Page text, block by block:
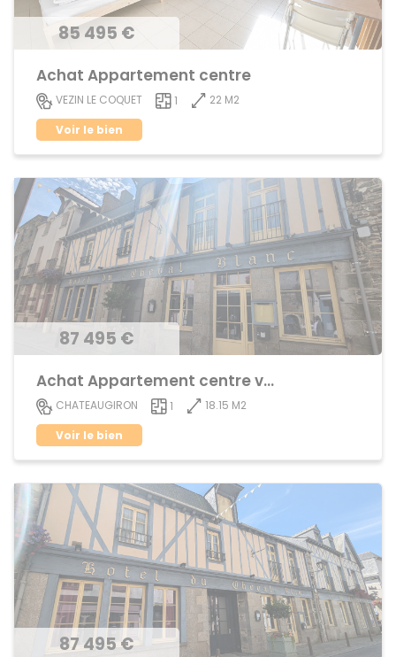
85 495 €
Achat Appartement centre
VEZIN LE COQUET 1
22 M2
Voir le bien
87 495 €
Achat Appartement centre ville
CHATEAUGIRON 1
18.15 M2
Voir le bien
87 495 €